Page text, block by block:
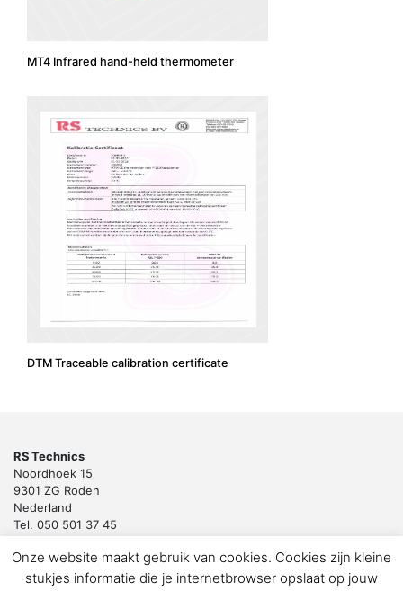
MT4 Infrared hand-held thermometer
DTM Traceable calibration certificate
RS Technics
Noordhoek 15
9301 ZG Roden
Nederland
Tel. 050 501 37 45
Copyright 2018 by RS Technics BV. All rights reserved.
Onze website maakt gebruik van cookies. Cookies zijn kleine
stukjes informatie die je internetbrowser opslaat op jouw